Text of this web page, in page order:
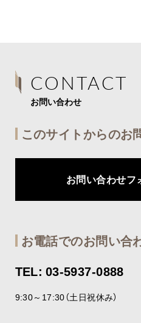
CONTACT
お問い合わせ
このサイトからのお
お問い合わせフ
お電話でのお問い合
TEL: 03-5937-0888
9:30～17:30（土日祝休み）